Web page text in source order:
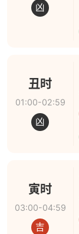
凶
丑时
01:00-02:59
凶
寅时
03:00-04:59
吉